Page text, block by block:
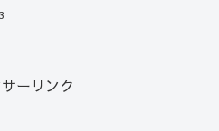
ーリンク